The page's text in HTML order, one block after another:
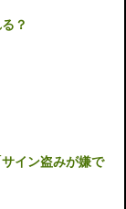
？
イン盗みが嫌で